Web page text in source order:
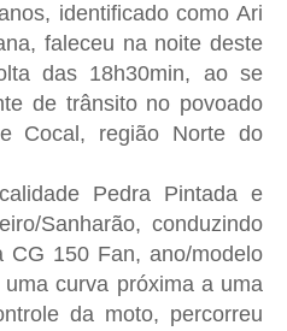
identificado como Ari
faleceu na noite deste
das 18h30min, ao se
de trânsito no povoado
Cocal, região Norte do
Pedra Pintada e
Sanharão, conduzindo
CG 150 Fan, ano/modelo
curva próxima a uma
da moto, percorreu